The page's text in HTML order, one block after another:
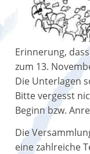
Erinnerung,
zum 13.
Die Unterlagen
Bitte vergesst
Beginn bzw.
Die
eine zahlreiche